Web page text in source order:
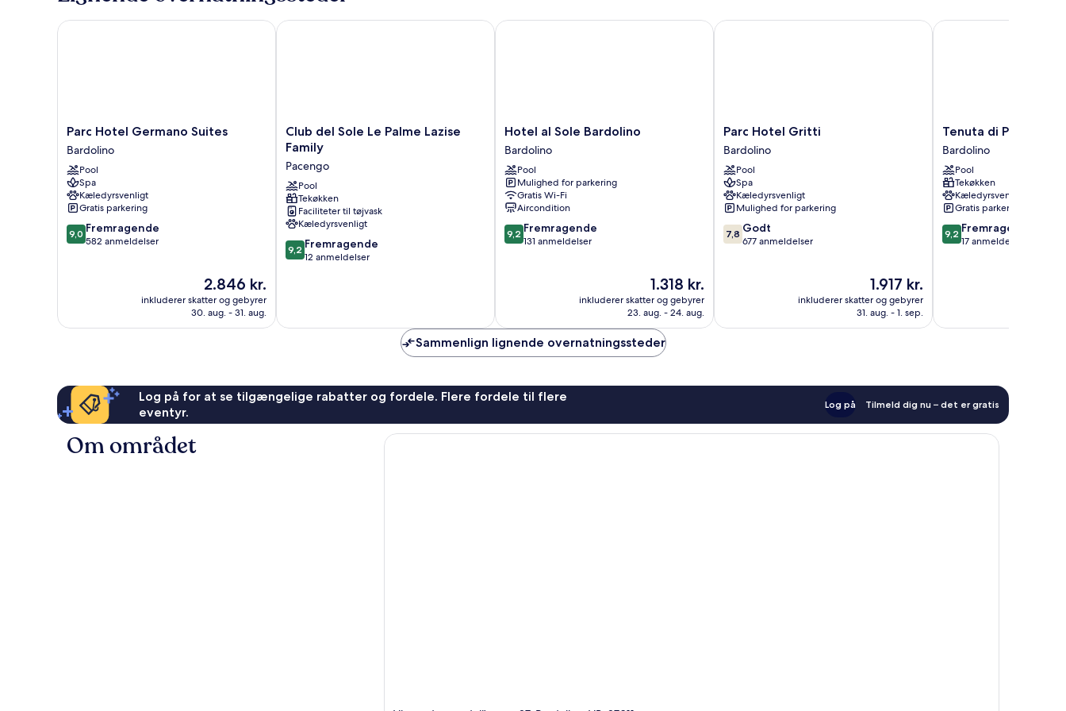
Parc
Hotel
Germano
Suites
Bardolino
Parc Hotel Germano Suites
Bardolino
Pool
Spa
Kæledyrsvenligt
Gratis parkering
9.0
ud
9,0 Fremragende
582 anmeldelser
Prisen
er
2.846 kr.
2.846 kr.
inkluderer skatter og gebyrer
30. aug. - 31. aug.
Parc Hotel Germano Suites
Club
del
Le
Palme
Lazise
Family
Pacengo
Club del Sole Le Palme Lazise
Family
Pacengo
Pool
Tekøkken
Faciliteter til tøjvask
Kæledyrsvenligt
9.2
ud
anmeldelser
9,2 Fremragende
12 anmeldelser
Club del Sole Le Palme Lazise Family
Hotel
al
Sole
Bardolino
Bardolino
Hotel al Sole Bardolino
Bardolino
Pool
Mulighed for parkering
Gratis Wi-Fi
Aircondition
9.2
ud
9,2 Fremragende
131 anmeldelser
Prisen
er
1.318 kr.
1.318 kr.
inkluderer skatter og gebyrer
23. aug. - 24. aug.
Hotel al Sole Bardolino
Parc
Hotel
Gritti
Bardolino
Parc Hotel Gritti
Bardolino
Pool
Spa
Kæledyrsvenligt
Mulighed for parkering
7.8
ud
7,8 Godt
677 anmeldelser
Prisen
er
1.917 kr.
1.917 kr.
inkluderer skatter og gebyrer
31. aug. - 1. sep.
Parc Hotel Gritti
Tenuta
di
Palù
Bardolino
Tenuta di Palù
Bardolino
Pool
Tekøkken
Kæledyrsvenligt
Gratis parkering
9.2
ud
9,2 Fremragende
17 anmeldelser
Tenuta di Palù
Sammenlign lignende overnatningssteder
Log på for at se tilgængelige rabatter og fordele. Flere fordele til flere
eventyr.
Log på Tilmeld dig nu – det er gratis
Om området